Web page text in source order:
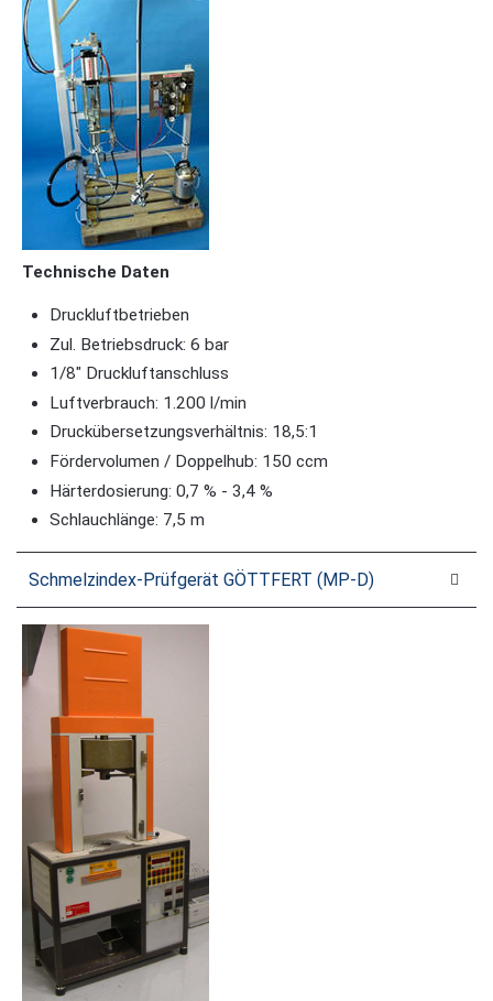
Technische Daten
Druckluftbetrieben
Zul. Betriebsdruck: 6 bar
1/8" Druckluftanschluss
Luftverbrauch: 1.200 l/min
Druckübersetzungsverhältnis: 18,5:1
Fördervolumen / Doppelhub: 150 ccm
Härterdosierung: 0,7 % - 3,4 %
Schlauchlänge: 7,5 m
Schmelzindex-Prüfgerät GÖTTFERT (MP-D)